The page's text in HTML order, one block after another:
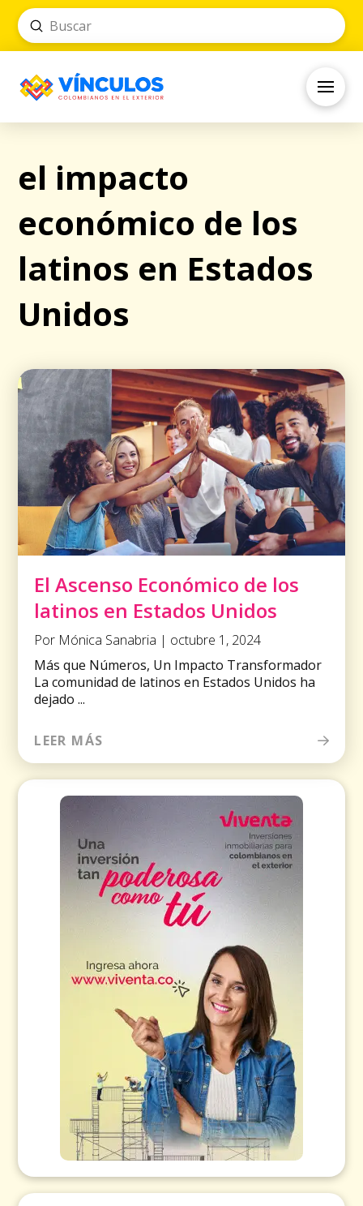
Search
Submit
el impacto
económico de los
latinos en Estados
Unidos
El Ascenso Económico de los
latinos en Estados Unidos
Por Mónica Sanabria | octubre 1, 2024
Más que Números, Un Impacto Transformador
La comunidad de latinos en Estados Unidos ha
dejado ...
LEER MÁS